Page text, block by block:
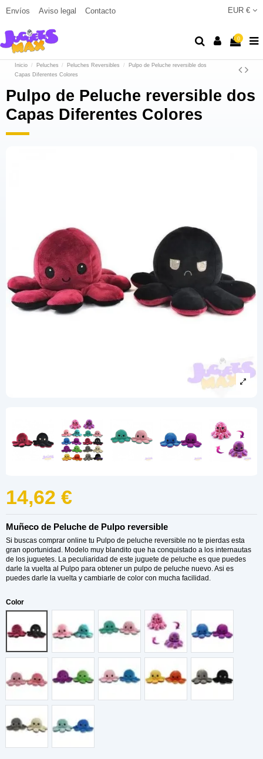
Envíos Aviso legal Contacto EUR €
0
Inicio Peluches Peluches Reversibles
Pulpo de Peluche reversible dos
Capas Diferentes Colores
Pulpo de Peluche reversible dos
Capas Diferentes Colores
14,62 €
Muñeco de Peluche de Pulpo reversible
Si buscas comprar online tu Pulpo de peluche reversible no te pierdas esta
gran oportunidad. Modelo muy blandito que ha conquistado a los internautas
de los juguetes. La peculiaridad de este juguete de peluche es que puedes
darle la vuelta al Pulpo para obtener un pulpo de peluche nuevo. Asi es
puedes darle la vuelta y cambiarle de color con mucha facilidad.
Color